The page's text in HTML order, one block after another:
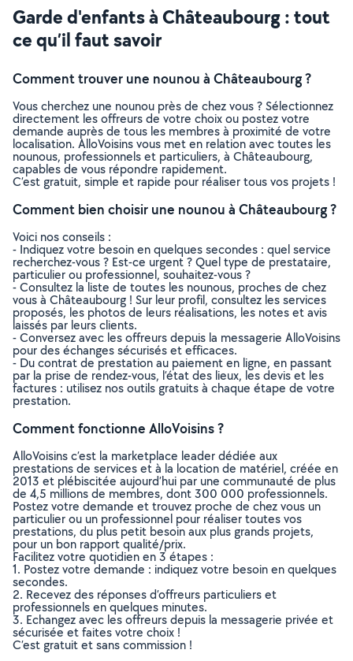
Garde d'enfants à Châteaubourg : tout
ce qu’il faut savoir
Comment trouver une nounou à Châteaubourg ?
Vous cherchez une nounou près de chez vous ? Sélectionnez
directement les offreurs de votre choix ou postez votre
demande auprès de tous les membres à proximité de votre
localisation. AlloVoisins vous met en relation avec toutes les
nounous, professionnels et particuliers, à Châteaubourg,
capables de vous répondre rapidement.
C’est gratuit, simple et rapide pour réaliser tous vos projets !
Comment bien choisir une nounou à Châteaubourg ?
Voici nos conseils :
- Indiquez votre besoin en quelques secondes : quel service
recherchez-vous ? Est-ce urgent ? Quel type de prestataire,
particulier ou professionnel, souhaitez-vous ?
- Consultez la liste de toutes les nounous, proches de chez
vous à Châteaubourg ! Sur leur profil, consultez les services
proposés, les photos de leurs réalisations, les notes et avis
laissés par leurs clients.
- Conversez avec les offreurs depuis la messagerie AlloVoisins
pour des échanges sécurisés et efficaces.
- Du contrat de prestation au paiement en ligne, en passant
par la prise de rendez-vous, l’état des lieux, les devis et les
factures : utilisez nos outils gratuits à chaque étape de votre
prestation.
Comment fonctionne AlloVoisins ?
AlloVoisins c’est la marketplace leader dédiée aux
prestations de services et à la location de matériel, créée en
2013 et plébiscitée aujourd’hui par une communauté de plus
de 4,5 millions de membres, dont 300 000 professionnels.
Postez votre demande et trouvez proche de chez vous un
particulier ou un professionnel pour réaliser toutes vos
prestations, du plus petit besoin aux plus grands projets,
pour un bon rapport qualité/prix.
Facilitez votre quotidien en 3 étapes :
1. Postez votre demande : indiquez votre besoin en quelques
secondes.
2. Recevez des réponses d’offreurs particuliers et
professionnels en quelques minutes.
3. Echangez avec les offreurs depuis la messagerie privée et
sécurisée et faites votre choix !
C’est gratuit et sans commission !